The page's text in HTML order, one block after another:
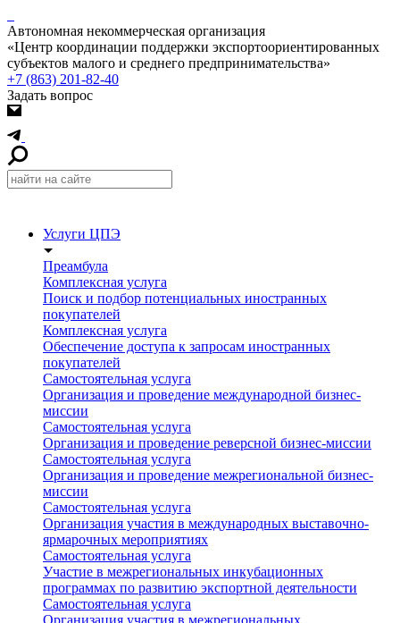
Автономная некоммерческая организация
«Центр координации поддержки экспортоориентированных
субъектов малого и среднего предпринимательства»
+7 (863) 201-82-40
Задать вопрос
Услуги ЦПЭ
Преамбула
Комплексная услуга
Поиск и подбор потенциальных иностранных
покупателей
Комплексная услуга
Обеспечение доступа к запросам иностранных
покупателей
Самостоятельная услуга
Организация и проведение международной бизнес-
миссии
Самостоятельная услуга
Организация и проведение реверсной бизнес-миссии
Самостоятельная услуга
Организация и проведение межрегиональной бизнес-
миссии
Самостоятельная услуга
Организация участия в международных выставочно-
ярмарочных мероприятиях
Самостоятельная услуга
Участие в межрегиональных инкубационных
программах по развитию экспортной деятельности
Самостоятельная услуга
Организация участия в межрегиональных